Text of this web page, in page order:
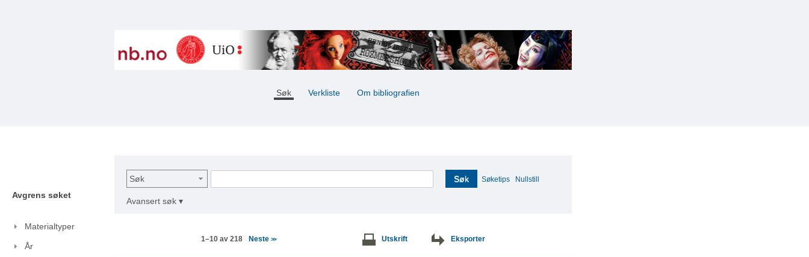
Søk Verkliste Om bibliografien
Avgrens søket
Materialtyper
År
Søk Søk Søketips Nullstill
Avansert søk ▾
1–10 av 218 Neste >> Utskrift Eksporter